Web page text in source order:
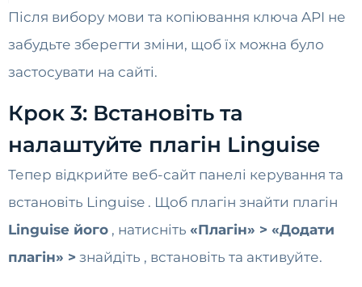
Після вибору мови та копіювання ключа API не
забудьте зберегти зміни, щоб їх можна було
застосувати на сайті.
Крок 3: Встановіть та
налаштуйте плагін Linguise
Тепер відкрийте веб-сайт панелі керування та
встановіть Linguise . Щоб плагін знайти плагін
Linguise його , натисніть «Плагін» > «Додати
плагін» > знайдіть , встановіть та активуйте.